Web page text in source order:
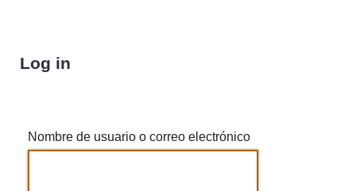
Log in
Nombre de usuario o correo electrónico